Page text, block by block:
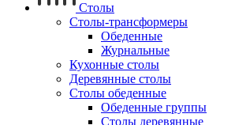
Столы
Столы-трансформеры
Обеденные
Журнальные
Кухонные столы
Деревянные столы
Столы обеденные
Обеденные группы
Столы деревянные